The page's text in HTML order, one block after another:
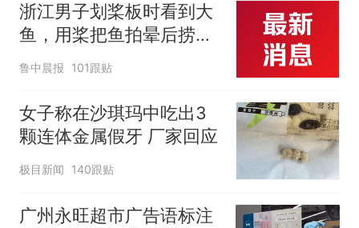
浙江男子划桨板时看到大
鱼，用桨把鱼拍晕后捞
起；当事人：鱼重7斤6
味道很好
鲁中晨报 101跟贴
女子称在沙琪玛中吃出3
颗连体金属假牙 厂家回应
极目新闻 140跟贴
广州永旺超市广告语标注